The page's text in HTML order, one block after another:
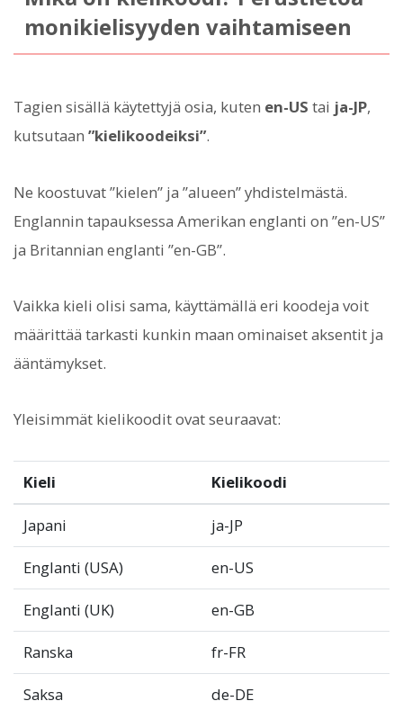
monikielisyyden vaihtamiseen
Tagien sisällä käytettyjä osia, kuten en-US tai ja-JP,
kutsutaan ”kielikoodeiksi”.
Ne koostuvat ”kielen” ja ”alueen” yhdistelmästä.
Englannin tapauksessa Amerikan englanti on ”en-US”
ja Britannian englanti ”en-GB”.
Vaikka kieli olisi sama, käyttämällä eri koodeja voit
määrittää tarkasti kunkin maan ominaiset aksentit ja
ääntämykset.
Yleisimmät kielikoodit ovat seuraavat:
Kieli Kielikoodi
Japani ja-JP
Englanti (USA) en-US
Englanti (UK) en-GB
Ranska fr-FR
Saksa de-DE